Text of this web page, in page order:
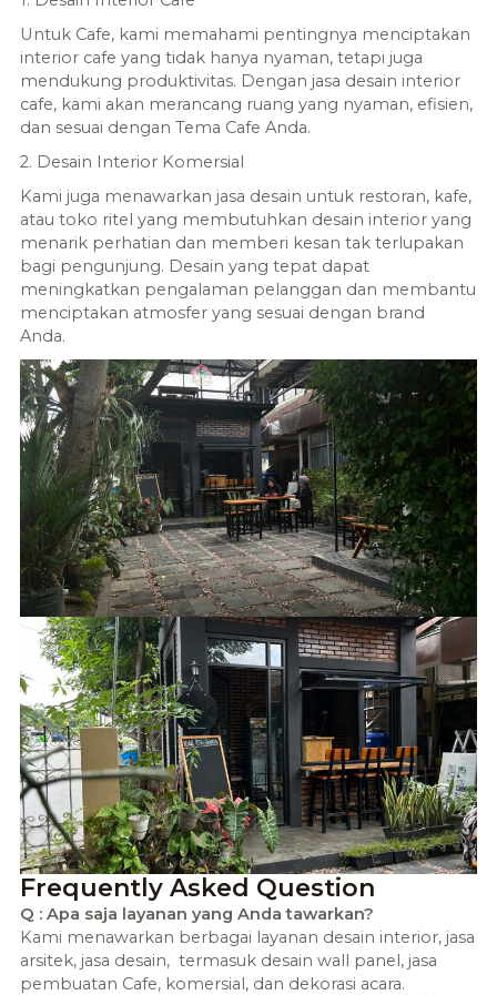
Untuk Cafe, kami memahami pentingnya menciptakan
interior cafe yang tidak hanya nyaman, tetapi juga
mendukung produktivitas. Dengan jasa desain interior
cafe, kami akan merancang ruang yang nyaman, efisien,
dan sesuai dengan Tema Cafe Anda.
2. Desain Interior Komersial
Kami juga menawarkan jasa desain untuk restoran, kafe,
atau toko ritel yang membutuhkan desain interior yang
menarik perhatian dan memberi kesan tak terlupakan
bagi pengunjung. Desain yang tepat dapat
meningkatkan pengalaman pelanggan dan membantu
menciptakan atmosfer yang sesuai dengan brand
Anda.
Frequently Asked Question
Q : Apa saja layanan yang Anda tawarkan?
Kami menawarkan berbagai layanan desain interior, jasa
arsitek, jasa desain, termasuk desain wall panel, jasa
pembuatan Cafe, komersial, dan dekorasi acara.